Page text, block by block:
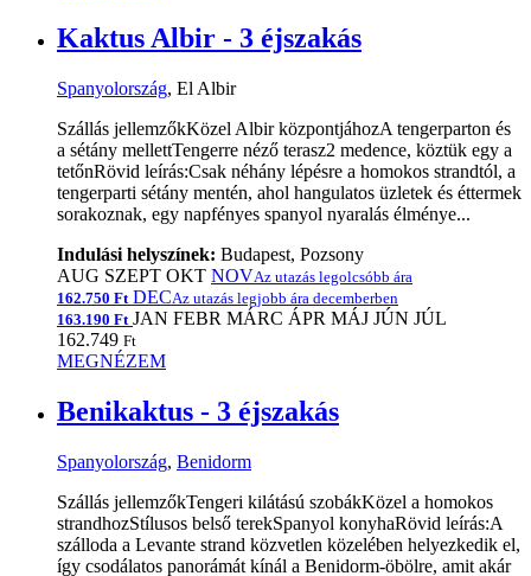
Kaktus Albir - 3 éjszakás
Spanyolország, El Albir
Szállás jellemzőkKözel Albir központjáhozA tengerparton és
a sétány mellettTengerre néző terasz2 medence, köztük egy a
tetőnRövid leírás:Csak néhány lépésre a homokos strandtól, a
tengerparti sétány mentén, ahol hangulatos üzletek és éttermek
sorakoznak, egy napfényes spanyol nyaralás élménye...
Indulási helyszínek: Budapest, Pozsony
AUG SZEPT OKT NOVAz utazás legolcsóbb ára
162.750 Ft DECAz utazás legjobb ára decemberben
163.190 Ft JAN FEBR MÁRC ÁPR MÁJ JÚN JÚL
162.749 Ft
MEGNÉZEM
Benikaktus - 3 éjszakás
Spanyolország, Benidorm
Szállás jellemzőkTengeri kilátású szobákKözel a homokos
strandhozStílusos belső terekSpanyol konyhaRövid leírás:A
szálloda a Levante strand közvetlen közelében helyezkedik el,
így csodálatos panorámát kínál a Benidorm-öbölre, amit akár